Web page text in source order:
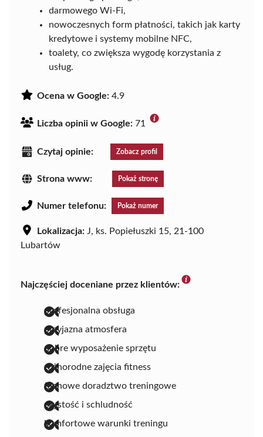
darmowego Wi-Fi,
nowoczesnych form płatności, takich jak karty
kredytowe i systemy mobilne NFC,
toalety, co zwiększa wygodę korzystania z
usług.
Ocena w Google: 4.9
Liczba opinii w Google: 71
Czytaj opinie: Zobacz profil
Strona www: Pokaż stronę
Numer telefonu: Pokaż numer
Lokalizacja: J, ks. Popiełuszki 15, 21-100
Lubartów
Najczęściej doceniane przez klientów:
profesjonalna obsługa
przyjazna atmosfera
dobre wyposażenie sprzętu
różnorodne zajęcia fitness
fachowe doradztwo treningowe
czystość i schludność
komfortowe warunki treningu